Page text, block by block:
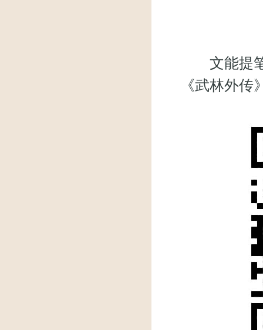
文能提笔
《武林外传